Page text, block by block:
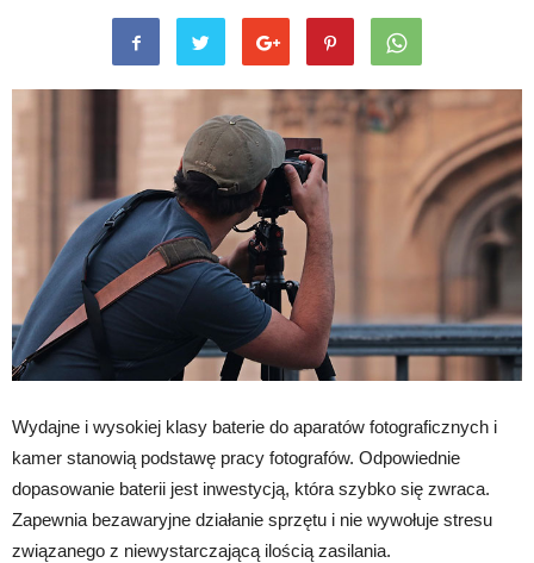
Wydajne i wysokiej klasy baterie do aparatów fotograficznych i
kamer stanowią podstawę pracy fotografów. Odpowiednie
dopasowanie baterii jest inwestycją, która szybko się zwraca.
Zapewnia bezawaryjne działanie sprzętu i nie wywołuje stresu
związanego z niewystarczającą ilością zasilania.